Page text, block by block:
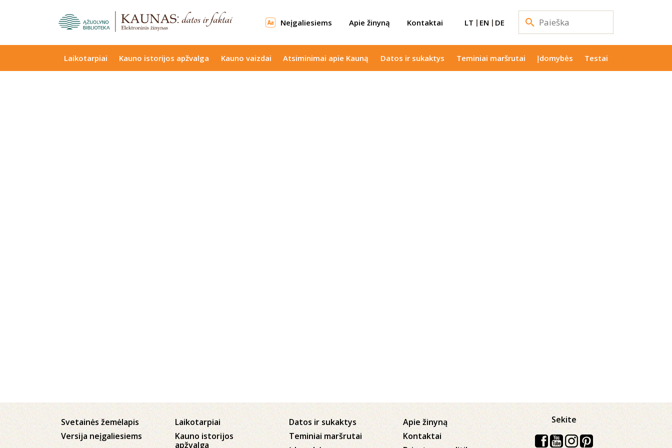
Neįgaliesiems Apie žinyną Kontaktai LT EN DE
Laikotarpiai Kauno istorijos apžvalga Kauno vaizdai Atsiminimai apie Kauną Datos ir sukaktys Teminiai maršrutai Įdomybės Testai
Svetainės žemėlapis
Versija neįgaliesiems
Laikotarpiai
Kauno istorijos
apžvalga
Datos ir sukaktys
Teminiai maršrutai
Apie žinyną
Kontaktai
Sekite